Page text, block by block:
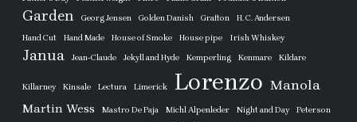
Garden Georg Jensen Golden Danish Grafton
H. C. Andersen
Hand Cut
Hand Made House of Smoke House pipe Irish Whiskey
Janua Jean-Claude Jekyll and Hyde Kemperling Kenmare Kildare
Killarney Kinsale Lectura Limerick Lorenzo Manola
Martin Wess Mastro De Paja Michl Alpenleder Night and Day Peterson